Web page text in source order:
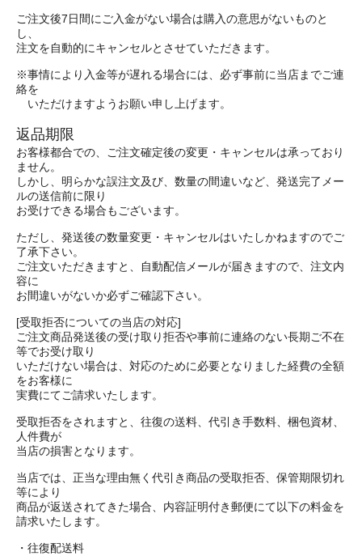
ご注文後7日間にご入金がない場合は購入の意思がないものと
し、
注文を自動的にキャンセルとさせていただきます。
※事情により入金等が遅れる場合には、必ず事前に当店までご連
絡を
いただけますようお願い申し上げます。
返品期限
お客様都合での、ご注文確定後の変更・キャンセルは承っており
ません。
しかし、明らかな誤注文及び、数量の間違いなど、発送完了メー
ルの送信前に限り
お受けできる場合もございます。
ただし、発送後の数量変更・キャンセルはいたしかねますのでご
了承下さい。
ご注文いただきますと、自動配信メールが届きますので、注文内
容に
お間違いがないか必ずご確認下さい。
[受取拒否についての当店の対応]
ご注文商品発送後の受け取り拒否や事前に連絡のない長期ご不在
等でお受け取り
いただけない場合は、対応のために必要となりました経費の全額
をお客様に
実費にてご請求いたします。
受取拒否をされますと、往復の送料、代引き手数料、梱包資材、
人件費が
当店の損害となります。
当店では、正当な理由無く代引き商品の受取拒否、保管期限切れ
等により
商品が返送されてきた場合、内容証明付き郵便にて以下の料金を
請求いたします。
・往復配送料